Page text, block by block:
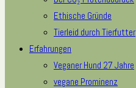
Ethische Gründe
Tierleid durch Tierfutter
Erfahrungen
Veganer Hund 27 Jahre
vegane Prominenz